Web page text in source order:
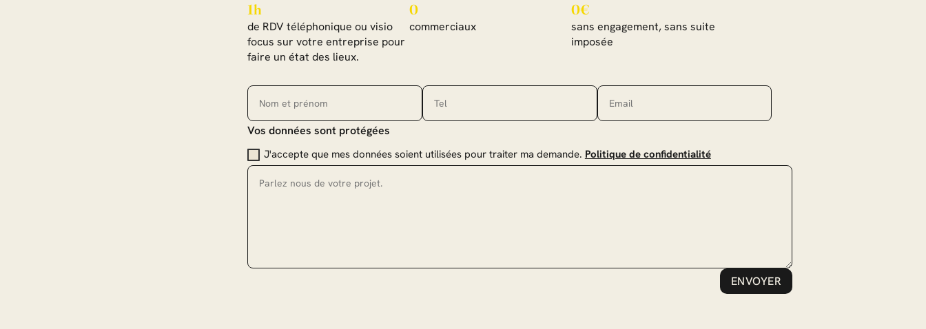
1h
de RDV téléphonique ou visio
focus sur votre entreprise pour
faire un état des lieux.
0
commerciaux
0€
sans engagement, sans suite
imposée
Vos données sont protégées
J'accepte que mes données soient utilisées pour traiter ma demande. Politique de confidentialité
ENVOYER